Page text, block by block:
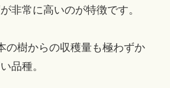
非常に高いのが特徴です。
の樹からの収穫量も極わずか
品種。